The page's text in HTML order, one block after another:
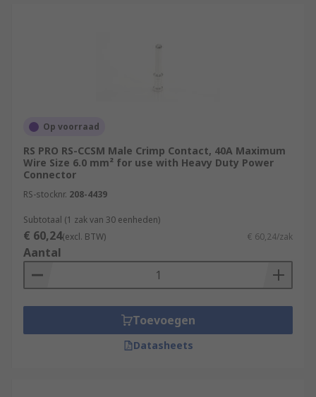
Op voorraad
RS PRO RS-CCSM Male Crimp Contact, 40A Maximum
Wire Size 6.0 mm² for use with Heavy Duty Power
Connector
RS-stocknr. 208-4439
Subtotaal (1 zak van 30 eenheden)
€ 60,24(excl. BTW) € 60,24/zak
Aantal
Toevoegen
Datasheets